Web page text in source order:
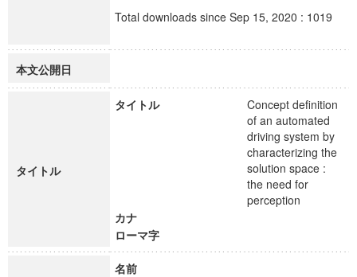
Total downloads since Sep 15, 2020 : 1019
本文公開日
タイトル
タイトル
Concept definition
of an automated
driving system by
characterizing the
solution space :
the need for
perception
カナ
ローマ字
名前